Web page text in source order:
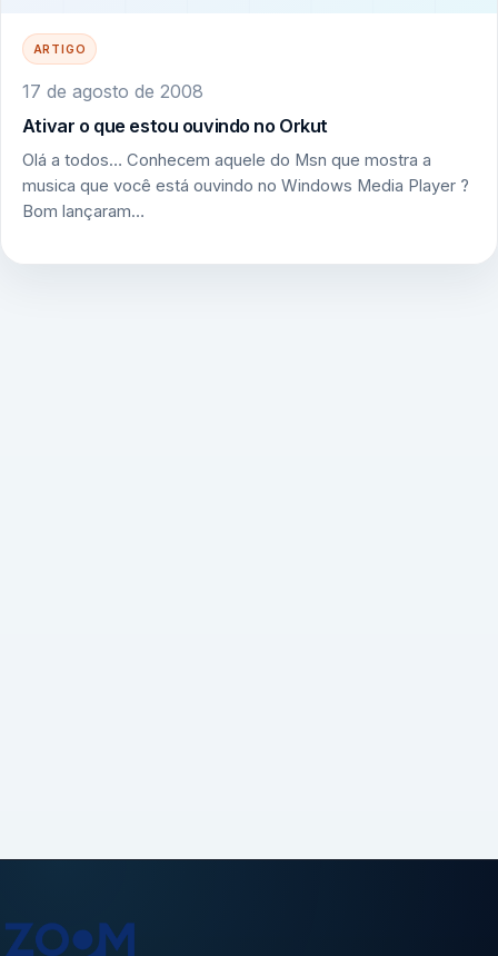
ARTIGO
17 de agosto de 2008
Ativar o que estou ouvindo no Orkut
Olá a todos… Conhecem aquele do Msn que mostra a
musica que você está ouvindo no Windows Media Player ?
Bom lançaram…